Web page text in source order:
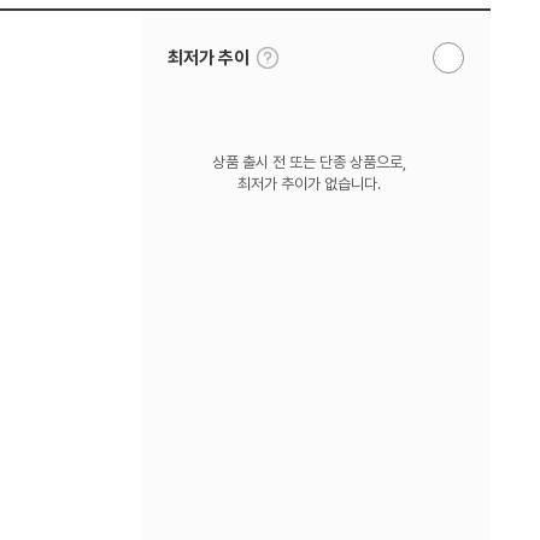
최저가 추이
툴
팁
알
상품 출시 전 또는 단종 상품으로,
최저가 추이가 없습니다.